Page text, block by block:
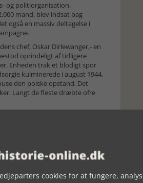
og politiorganisation.
mand, blev indsat bag
også en massiv deltagelse i
chef, Oskar Dirlewanger,- en
oprindeligt af tidligere
Enheden trak et blodigt spor
kulminerede i august 1944,
den polske opstand. Det
Langt de fleste dræbte ofre
hensyn til teksten i øvrigt
hvorfra van Engeland har sine
af bestemte ord, især:
grundigt ind i et stort og
op til det erklærede mål.
cookies for at fungere,